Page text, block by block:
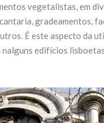
Iberflora
concurso
Fórum
21 de Julho de
vegetalistas, em
gradeamentos,
É este aspecto da
edifícios